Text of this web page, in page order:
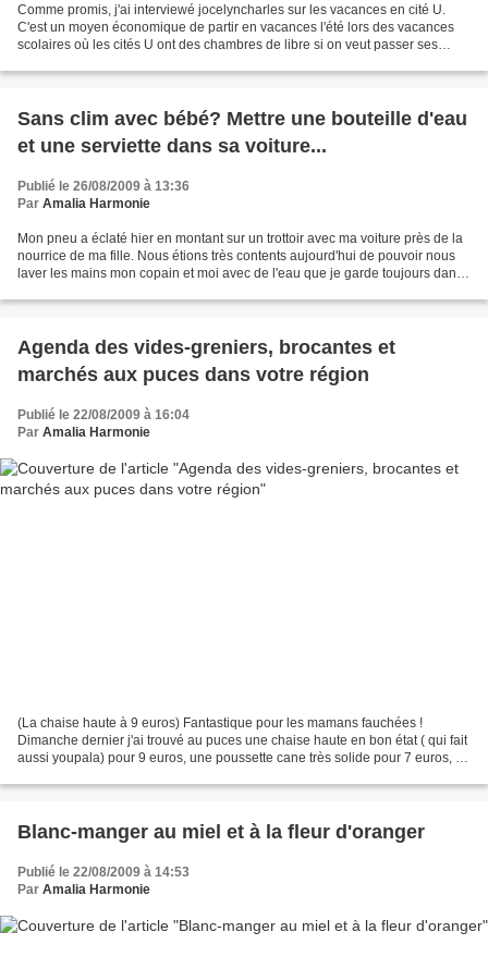
Comme promis, j'ai interviewé jocelyncharles sur les vacances en cité U.
C'est un moyen économique de partir en vacances l'été lors des vacances
scolaires où les cités U ont des chambres de libre si on veut passer ses
Sans clim avec bébé? Mettre une bouteille d'eau
et une serviette dans sa voiture...
Publié le 26/08/2009 à 13:36
Par Amalia Harmonie
Mon pneu a éclaté hier en montant sur un trottoir avec ma voiture près de la
nourrice de ma fille. Nous étions très contents aujourd'hui de pouvoir nous
laver les mains mon copain et moi avec de l'eau que je garde toujours dans
Agenda des vides-greniers, brocantes et
marchés aux puces dans votre région
Publié le 22/08/2009 à 16:04
Par Amalia Harmonie
(La chaise haute à 9 euros) Fantastique pour les mamans fauchées !
Dimanche dernier j'ai trouvé au puces une chaise haute en bon état ( qui fait
aussi youpala) pour 9 euros, une poussette cane très solide pour 7 euros, un
Blanc-manger au miel et à la fleur d'oranger
Publié le 22/08/2009 à 14:53
Par Amalia Harmonie